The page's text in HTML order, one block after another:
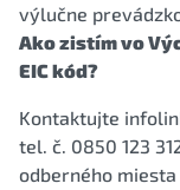
výlučne
Ako zistím vo
EIC kód?
Kontaktujte
tel. č. 0850 123
odberného